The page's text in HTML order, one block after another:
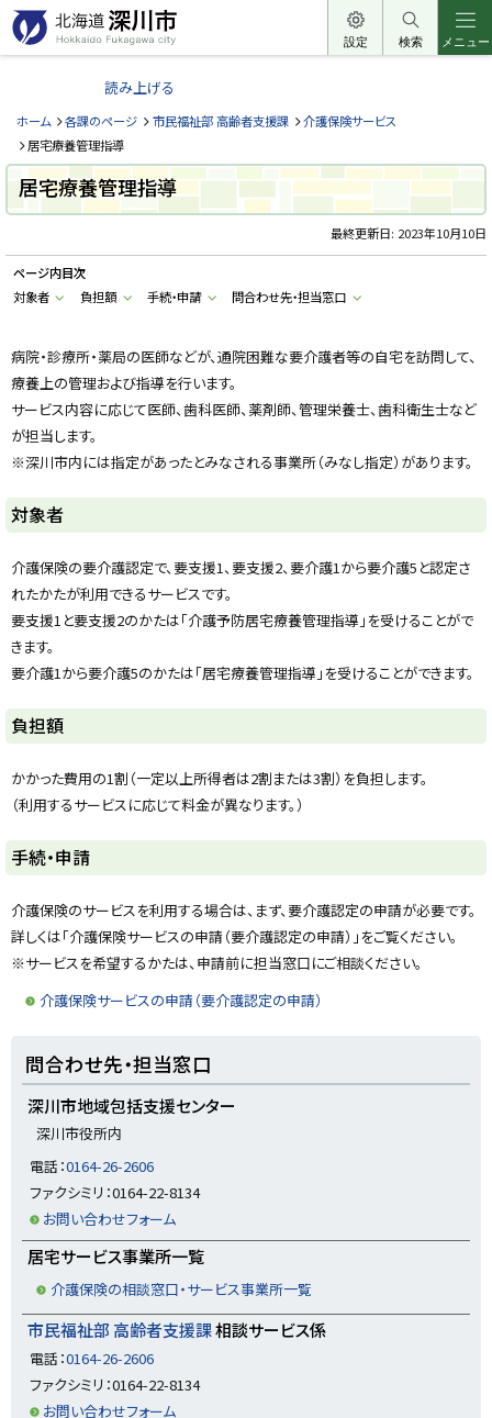
本
文
へ
ー
北
道
深
川
市
H
k
a
d
u
k
a
a
w
a
c
y
設定 検索 メニュー
読み上げる
ホーム 各課のページ 市民福祉部 高齢者支援課
介護保険サービス
居宅療養管理指導
居宅療養管理指導
最終更新日: 2023年10月10日
ページ内目次
対象者
負担額 手続・申請 問合わせ先・担当窓口
病院・診療所・薬局の医師などが、通院困難な要介護者等の自宅を訪問して、
療養上の管理および指導を行います。
サービス内容に応じて医師、歯科医師、薬剤師、管理栄養士、歯科衛生士など
が担当します。
※深川市内には指定があったとみなされる事業所（みなし指定）があります。
対象者
介護保険の要介護認定で、要支援1、要支援2、要介護1から要介護5と認定さ
れたかたが利用できるサービスです。
要支援1と要支援2のかたは「介護予防居宅療養管理指導」を受けることがで
きます。
要介護1から要介護5のかたは「居宅療養管理指導」を受けることができます。
ト
ッ
プ
に
る
負担額
かかった費用の1割（一定以上所得者は2割または3割）を負担します。
（利用するサービスに応じて料金が異なります。）
ト
ッ
プ
に
戻
手続・申請
介護保険のサービスを利用する場合は、まず、要介護認定の申請が必要です。
詳しくは「介護保険サービスの申請（要介護認定の申請）」をご覧ください。
※サービスを希望するかたは、申請前に担当窓口にご相談ください。
介護保険サービスの申請（要介護認定の申請）
問合わせ先・担当窓口
深川市地域包括支援センター
深川市役所内
電話：0164-26-2606
ファクシミリ：0164-22-8134
お問い合わせフォーム
居宅サービス事業所一覧
介護保険の相談窓口・サービス事業所一覧
市民福祉部 高齢者支援課相談サービス係
電話：0164-26-2606
ファクシミリ：0164-22-8134
お問い合わせフォーム